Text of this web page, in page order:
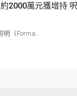
2000萬元獲增持
（Forma...